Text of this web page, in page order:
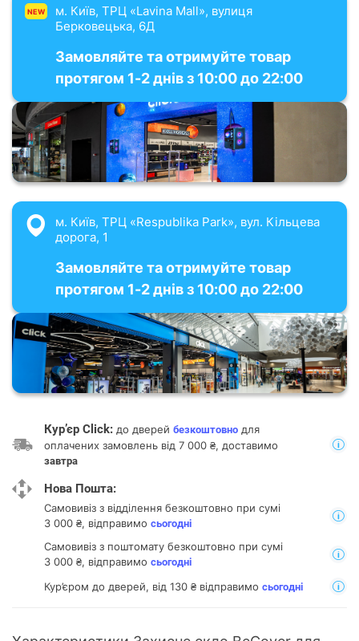
NEW
м. Київ, ТРЦ «Lavina Mall», вулиця
Берковецька, 6Д
Замовляйте та отримуйте товар
протягом 1-2 днів з 10:00 до 22:00
м. Київ, ТРЦ «Respublika Park», вул. Кільцева
дорога, 1
Замовляйте та отримуйте товар
протягом 1-2 днів з 10:00 до 22:00
Кур’єр Click: до дверей безкоштовно для
оплачених замовлень від 7 000 ₴, доставимо
завтра
Нова Пошта:
Самовивіз з відділення безкоштовно при сумі
3 000 ₴, відправимо сьогодні
Самовивіз з поштомату безкоштовно при сумі
3 000 ₴, відправимо сьогодні
Кур’єром до дверей, від 130 ₴ відправимо сьогодні